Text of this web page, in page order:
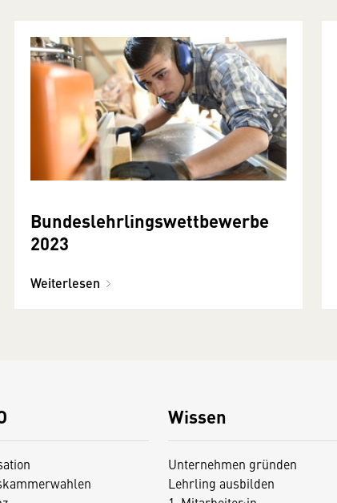
Bundeslehrlingswettbewerbe
2023
Weiterlesen
Wissen
Unternehmen gründen
Lehrling ausbilden